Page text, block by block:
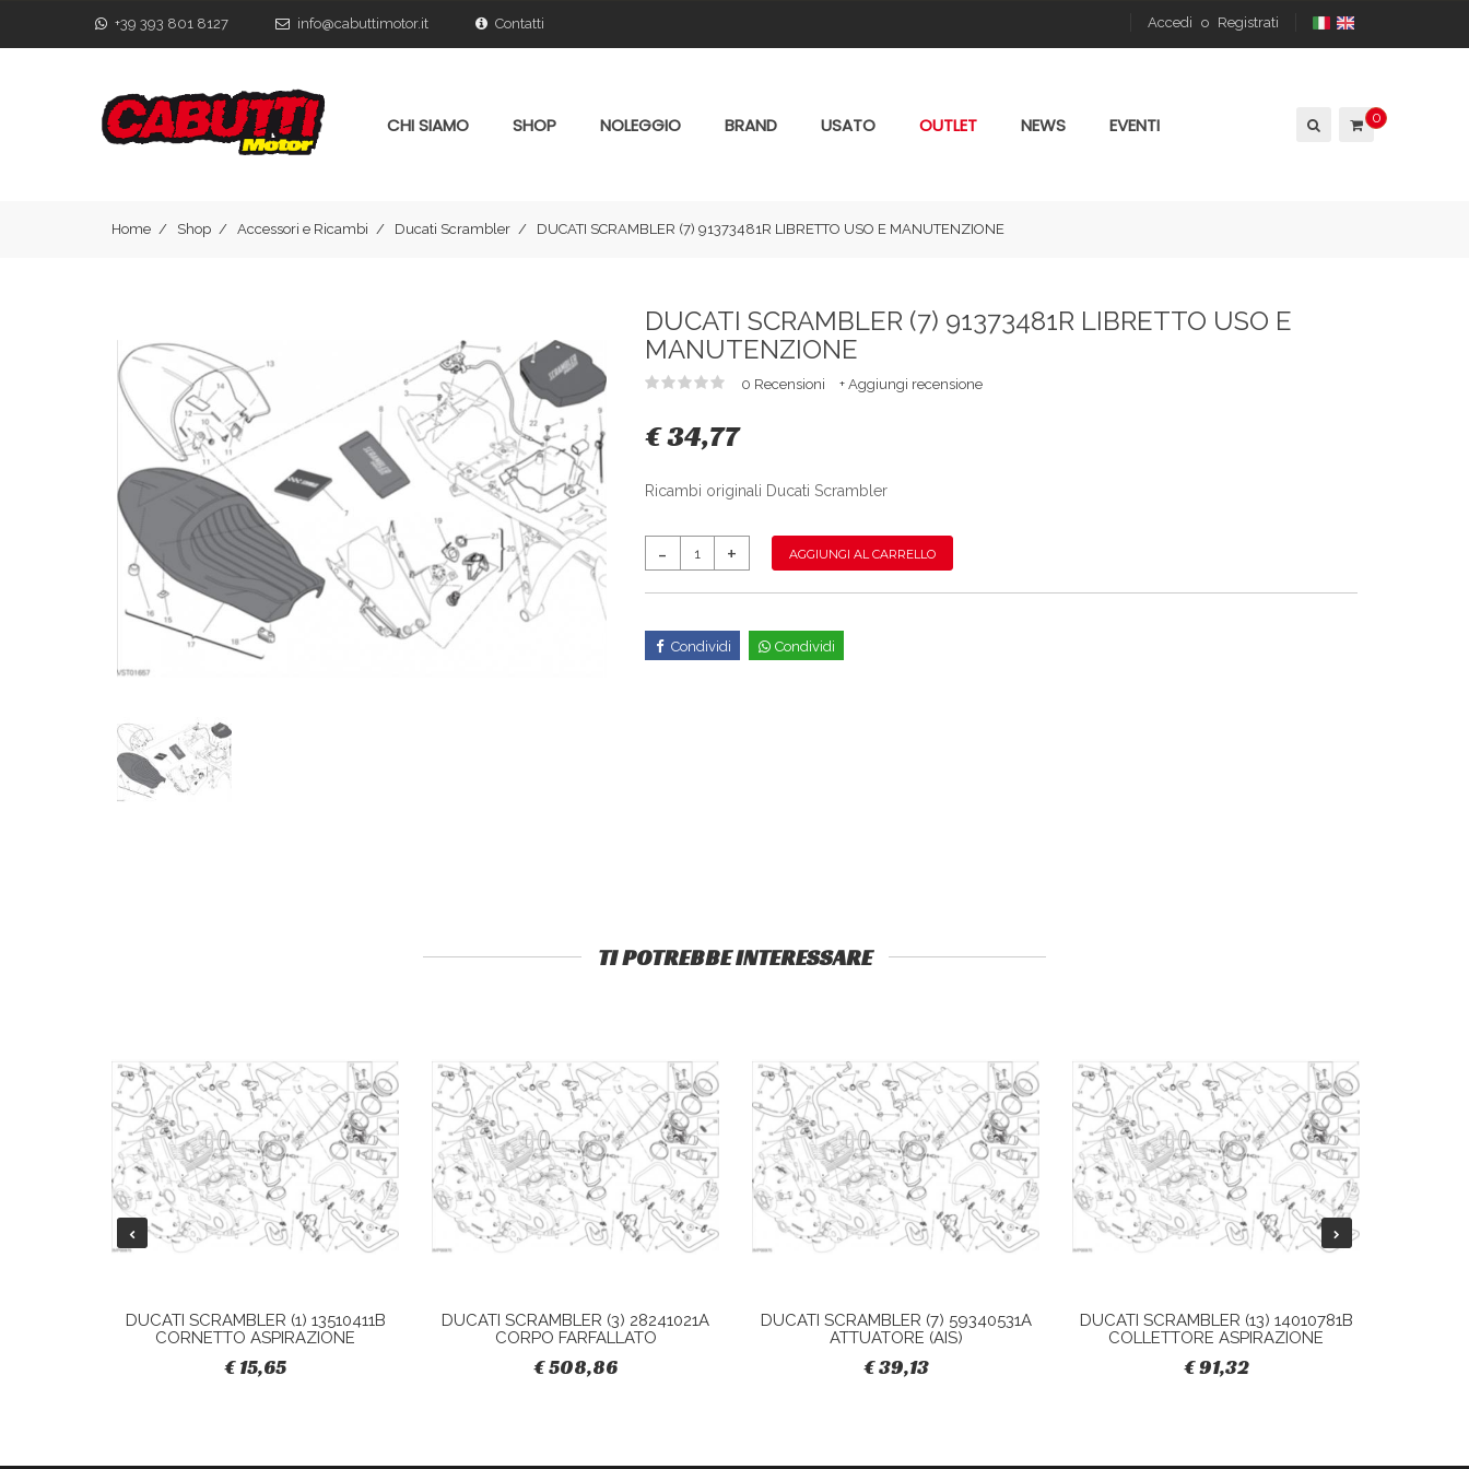
+39 393 801 8127 info@cabuttimotor.it Contatti Accedi o Registrati
0
CHI SIAMO SHOP NOLEGGIO BRAND USATO OUTLET NEWS EVENTI
Home Shop Accessori e Ricambi Ducati Scrambler DUCATI SCRAMBLER (7) 91373481R LIBRETTO USO E MANUTENZIONE
DUCATI SCRAMBLER (7) 91373481R LIBRETTO USO E
MANUTENZIONE
0 Recensioni + Aggiungi recensione
€ 34,77
Ricambi originali Ducati Scrambler
AGGIUNGI AL CARRELLO
Condividi Condividi
TI POTREBBE INTERESSARE
DUCATI SCRAMBLER (1) 13510411B
CORNETTO ASPIRAZIONE
€ 15,65
DUCATI SCRAMBLER (3) 28241021A
CORPO FARFALLATO
€ 508,86
DUCATI SCRAMBLER (7) 59340531A
ATTUATORE (AIS)
€ 39,13
DUCATI SCRAMBLER (13) 14010781B
COLLETTORE ASPIRAZIONE
€ 91,32